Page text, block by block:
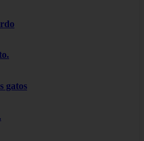
gatos